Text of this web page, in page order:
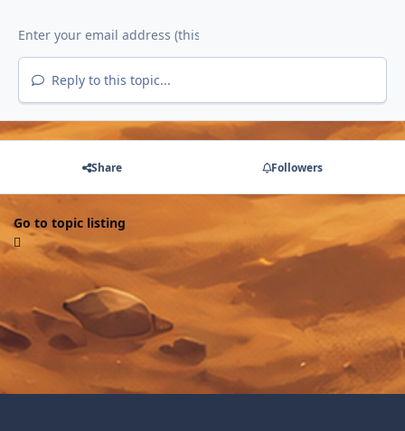
Reply to this topic...
Share Followers
Go to topic listing